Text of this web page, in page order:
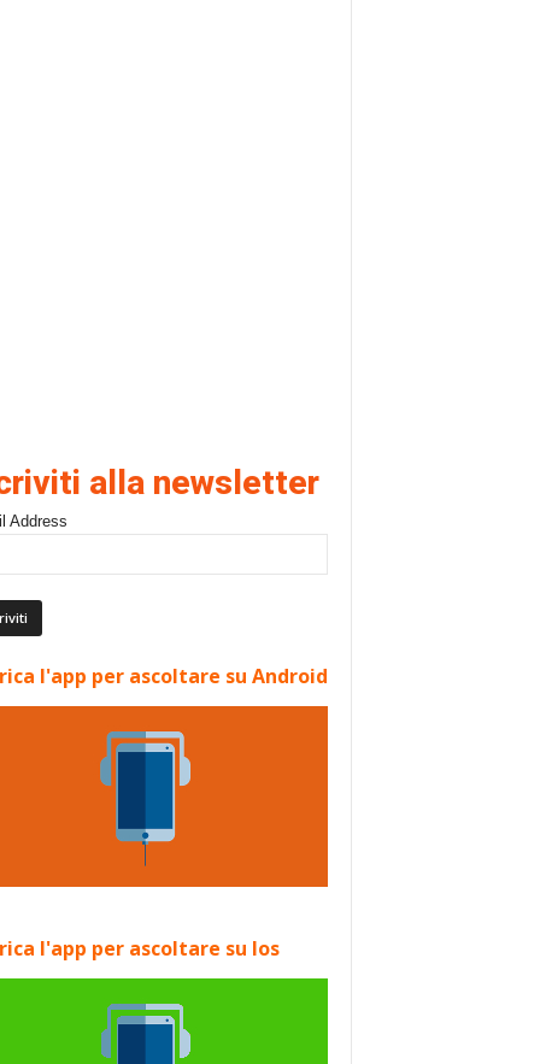
alla newsletter
Address
l'app per ascoltare su Android
l'app per ascoltare su Ios